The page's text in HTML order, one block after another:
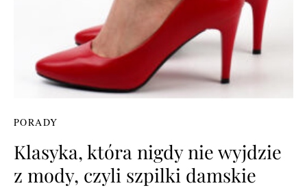
PORADY
Klasyka, która nigdy nie wyjdzie
z mody, czyli szpilki damskie